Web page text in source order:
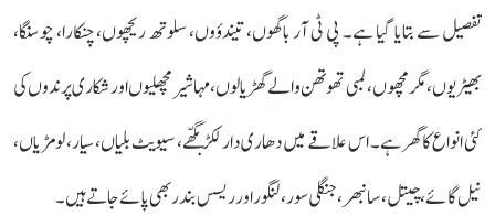
تفصیل سے بتایا گیا ہے۔ پی ٹی آر باگھوں، تیندؤوں، سلوتھ ریچھوں، چنکارا، چوسنگا،
بھیڑیوں، مگرمچھوں، لمبی تھوتھن والے گھڑیالوں، مہاشیر مچھلیوں اور شکاری پرندوں کی
کئی انواع کا گھر ہے۔ اس علاقے میں دھاری دار لکڑبگھّے، سیویٹ بلیاں، سیار، لومڑیاں،
نیل گائے، چیتل، سانبھر، جنگلی سور، لنگور اور ریسس بندر بھی پائے جاتے ہیں۔